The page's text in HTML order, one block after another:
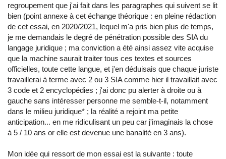
regroupement que j'ai fait dans les paragraphes qui suivent se lit
bien (point annexe à cet échange théorique : en pleine rédaction
de cet essai, en 2020/2021, lequel m'a pris bien plus de temps,
je me demandais le degré de pénétration possible des SIA du
langage juridique ; ma conviction a été ainsi assez vite acquise
que la machine saurait traiter tous ces textes et sources
officielles, toute cette langue, et j'en déduisais que chaque juriste
travaillerai à terme avec 2 ou 3 SIA comme hier il travaillait avec
3 code et 2 encyclopédies ; j'ai donc pu alerter à droite ou à
gauche sans intéresser personne me semble-t-il, notamment
dans le milieu juridique* ; la réalité a rejoint ma petite
anticipation... en me ridiculisant un peu car j'imaginais la chose
à 5 / 10 ans or elle est devenue une banalité en 3 ans).
Mon idée qui ressort de mon essai est la suivante : toute